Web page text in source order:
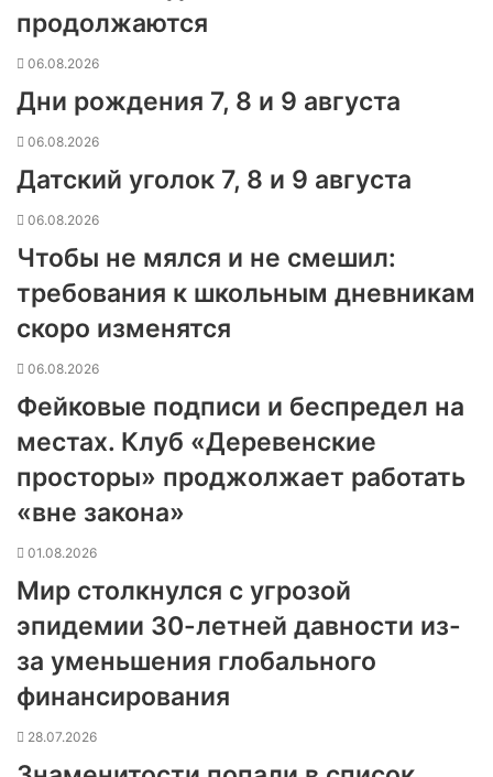
продолжаются
06.08.2026
Дни рождения 7, 8 и 9 августа
06.08.2026
Датский уголок 7, 8 и 9 августа
06.08.2026
Чтобы не мялся и не смешил:
требования к школьным дневникам
скоро изменятся
06.08.2026
Фейковые подписи и беспредел на
местах. Клуб «Деревенские
просторы» проджолжает работать
«вне закона»
01.08.2026
Мир столкнулся с угрозой
эпидемии 30-летней давности из-
за уменьшения глобального
финансирования
28.07.2026